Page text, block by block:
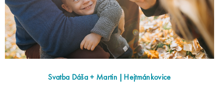
Svatba Dáša + Martin | Hejtmánkovice